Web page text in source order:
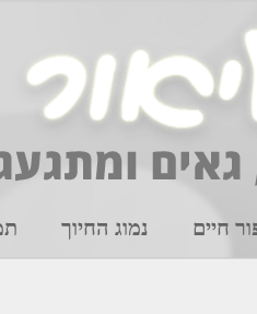
חיים נמוג החיוך